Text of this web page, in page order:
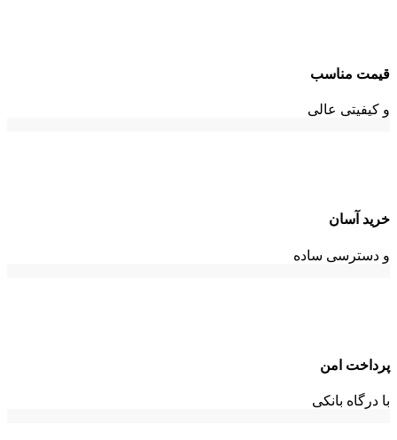
قیمت مناسب
و کیفیتی عالی
خرید آسان
و دسترسی ساده
پرداخت امن
با درگاه بانکی